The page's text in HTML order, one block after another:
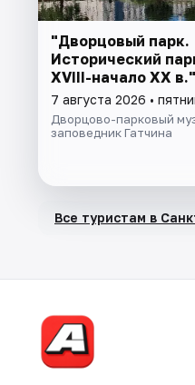
"Дворцовый парк.
Исторический
XVIII-начало XX в."
7 августа 2026 •
Дворцово-парковый
заповедник Гатчина
Все туристам в